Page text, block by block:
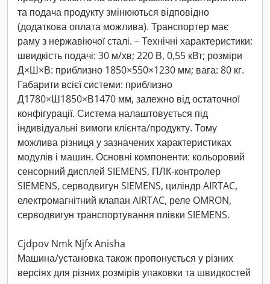
та подача продукту змінюються відповідно
(додаткова оплата можлива). Транспортер має
раму з нержавіючої сталі. – Технічні характеристики:
швидкість подачі: 30 м/хв; 220 В, 0,55 кВт; розміри
Д×Ш×В: приблизно 1850×550×1230 мм; вага: 80 кг.
Габарити всієї системи: приблизно
Д1780×Ш1850×В1470 мм, залежно від остаточної
конфігурації. Система налаштовується під
індивідуальні вимоги клієнта/продукту. Тому
можлива різниця у зазначених характеристиках
модулів і машин. Основні компоненти: кольоровий
сенсорний дисплей SIEMENS, ПЛК-контролер
SIEMENS, серводвигун SIEMENS, циліндр AIRTAC,
електромагнітний клапан AIRTAC, реле OMRON,
серводвигун транспортування плівки SIEMENS.
Cjdpov Nmk Njfx Anisha
Машина/установка також пропонується у різних
версіях для різних розмірів упаковки та швидкостей